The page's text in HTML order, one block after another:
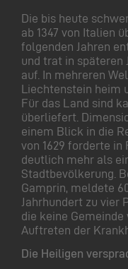
Die bis heute
ab 1347 von Italien
folgenden Jahren
und trat in
auf. In mehreren
Liechtenstein heim
Für das Land sind
überliefert.
einem Blick in die
von 1629 forderte
deutlich mehr als
Stadtbevölkerung.
Gamprin, meldete
Jahrhundert zu vier
die keine
Auftreten der
Die Heiligen